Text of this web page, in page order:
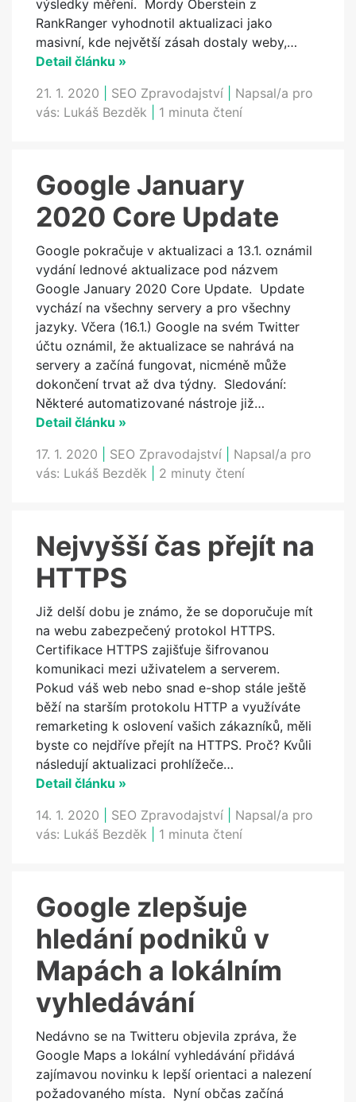
výsledky měření. Mordy Oberstein z
RankRanger vyhodnotil aktualizaci jako
masivní, kde největší zásah dostaly weby,…
Detail článku »
21. 1. 2020
SEO Zpravodajství
Napsal/a pro
vás: Lukáš Bezděk 1 minuta čtení
Google January
2020 Core Update
Google pokračuje v aktualizaci a 13.1. oznámil
vydání lednové aktualizace pod názvem
Google January 2020 Core Update. Update
vychází na všechny servery a pro všechny
jazyky. Včera (16.1.) Google na svém Twitter
účtu oznámil, že aktualizace se nahrává na
servery a začíná fungovat, nicméně může
dokončení trvat až dva týdny. Sledování:
Některé automatizované nástroje již…
Detail článku »
17. 1. 2020
SEO Zpravodajství
Napsal/a pro
vás: Lukáš Bezděk 2 minuty čtení
Nejvyšší čas přejít na
HTTPS
Již delší dobu je známo, že se doporučuje mít
na webu zabezpečený protokol HTTPS.
Certifikace HTTPS zajišťuje šifrovanou
komunikaci mezi uživatelem a serverem.
Pokud váš web nebo snad e-shop stále ještě
běží na starším protokolu HTTP a využíváte
remarketing k oslovení vašich zákazníků, měli
byste co nejdříve přejít na HTTPS. Proč? Kvůli
následují aktualizaci prohlížeče…
Detail článku »
14. 1. 2020
SEO Zpravodajství
Napsal/a pro
vás: Lukáš Bezděk 1 minuta čtení
Google zlepšuje
hledání podniků v
Mapách a lokálním
vyhledávání
Nedávno se na Twitteru objevila zpráva, že
Google Maps a lokální vyhledávání přidává
zajímavou novinku k lepší orientaci a nalezení
požadovaného místa. Nyní občas začíná